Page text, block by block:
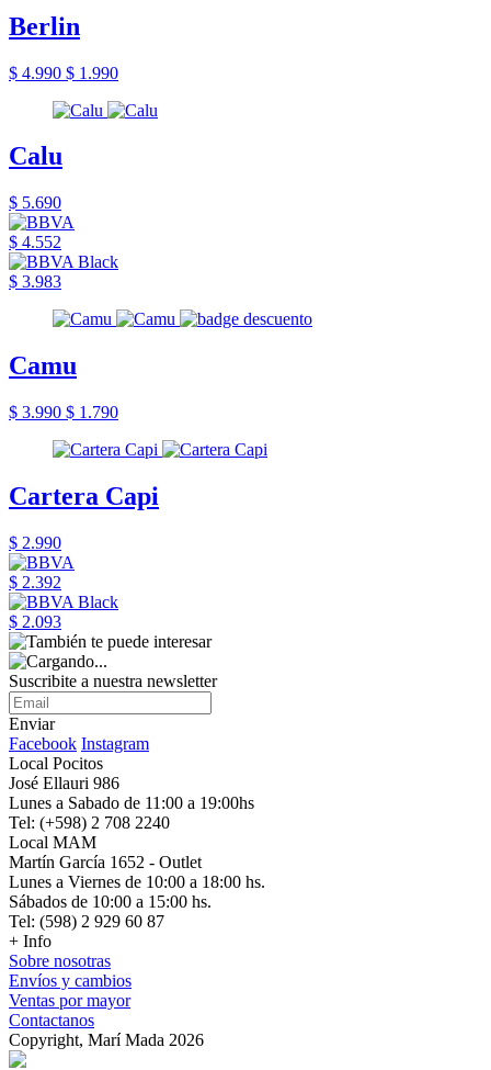
Berlin
$ 4.990 $ 1.990
Calu
$ 5.690
$ 4.552
$ 3.983
Camu
$ 3.990 $ 1.790
Cartera Capi
$ 2.990
$ 2.392
$ 2.093
Suscribite a nuestra newsletter
Enviar
Facebook Instagram
Local Pocitos
José Ellauri 986
Lunes a Sabado de 11:00 a 19:00hs
Tel: (+598) 2 708 2240
Local MAM
Martín García 1652 - Outlet
Lunes a Viernes de 10:00 a 18:00 hs.
Sábados de 10:00 a 15:00 hs.
Tel: (598) 2 929 60 87
+ Info
Sobre nosotras
Envíos y cambios
Ventas por mayor
Contactanos
Copyright, Marí Mada 2026